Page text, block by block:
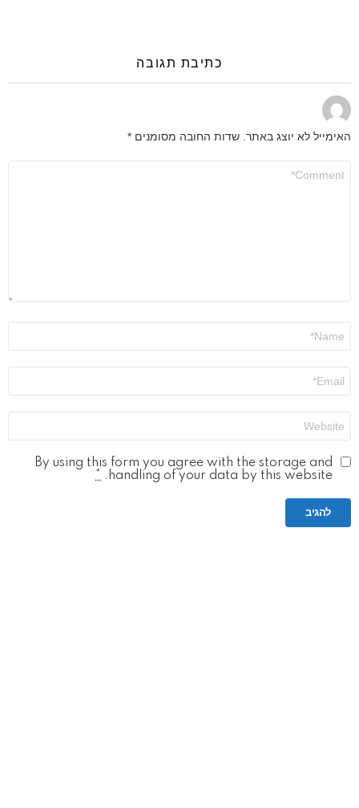
כתיבת תגובה
האימייל לא יוצג באתר. שדות החובה מסומנים *
שלך
By using this form you agree with the storage and
handling of your data by this website.